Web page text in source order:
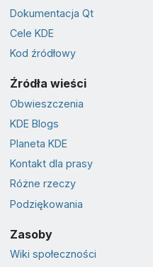
Dokumentacja Qt
Cele KDE
Kod źródłowy
Źródła wieści
Obwieszczenia
KDE Blogs
Planeta KDE
Kontakt dla prasy
Różne rzeczy
Podziękowania
Zasoby
Wiki społeczności